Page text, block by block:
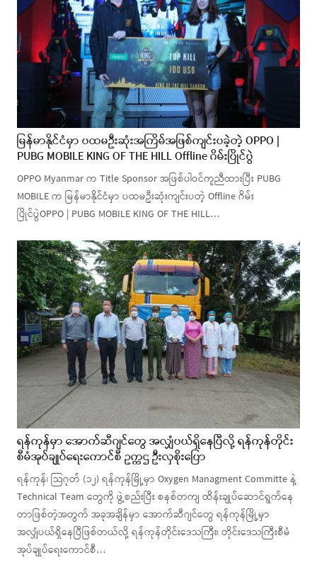
မြန်မာနိုင်ငံမှာ ပထမဦးဆုံးအကြိမ်အဖြစ်ကျင်းပခဲ့တဲ့ OPPO |
PUBG MOBILE KING OF THE HILL Offline ဂိမ်းပြိုင်ပွဲ
OPPO Myanmar က Title Sponsor အဖြစ်ပါဝင်ကူညီထားပြီး PUBG
MOBILE က မြန်မာနိုင်ငံမှာ ပထမဦးဆုံးကျင်းပတဲ့ Offline ဂိမ်း
ပြိုင်ပွဲOPPO | PUBG MOBILE KING OF THE HILL…
ရန်ကုန်မှာ အောက်ဆီဂျင်တွေ အလျှံပယ်ရှိနေပြီလို့ ရန်ကုန်တိုင်း
စီမံအုပ်ချုပ်ရေးကောင်စီ ဥက္ကဌ ဦးလှစိုးပြော
ရန်ကုန်၊ သြဂုတ် (၁၂) ရန်ကုန်မြို့မှာ Oxygen Managment Committe နဲ့
Technical Team တွေကို ဖွဲ့စည်းပြီး စနစ်တကျ ထိန်းချုပ်ဆောင်ရွက်နေ
တာဖြစ်တဲ့အတွက် အခုအချိန်မှာ အောက်ဆီဂျင်တွေ ရန်ကုန်မြို့မှာ
အလျှံပယ်ရှိနေပြီဖြစ်တယ်လို့ ရန်ကုန်တိုင်းဒေသကြီး၊ တိုင်းဒေသကြီးစီမံ
အုပ်ချုပ်ရေးကောင်စီ…